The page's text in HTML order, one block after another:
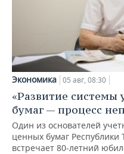
Экономика 05 авг, 08:30
«Развитие
бумаг — процесс
Один из основателей
ценных бумаг Республики
встречает 80-летний